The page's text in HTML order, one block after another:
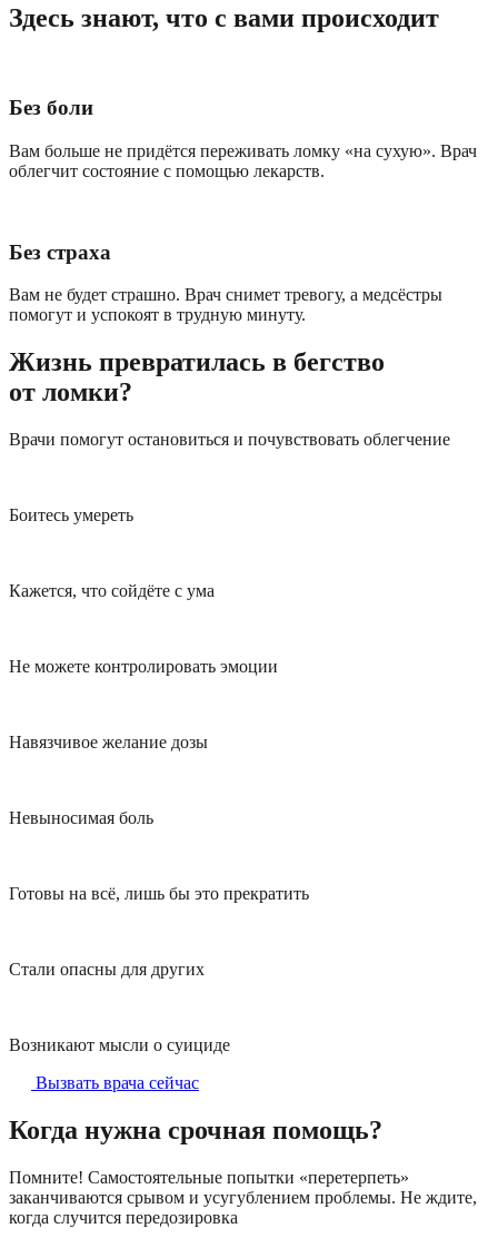
Здесь знают, что с вами происходит
Без боли
Вам больше не придётся переживать ломку «на сухую». Врач
облегчит состояние с помощью лекарств.
Без страха
Вам не будет страшно. Врач снимет тревогу, а медсёстры
помогут и успокоят в трудную минуту.
Жизнь превратилась в бегство
от ломки?
Врачи помогут остановиться и почувствовать облегчение
Боитесь умереть
Кажется, что сойдёте с ума
Не можете контролировать эмоции
Навязчивое желание дозы
Невыносимая боль
Готовы на всё, лишь бы это прекратить
Стали опасны для других
Возникают мысли о суициде
Вызвать врача сейчас
Когда нужна срочная помощь?
Помните! Самостоятельные попытки «перетерпеть»
заканчиваются срывом и усугублением проблемы. Не ждите,
когда случится передозировка